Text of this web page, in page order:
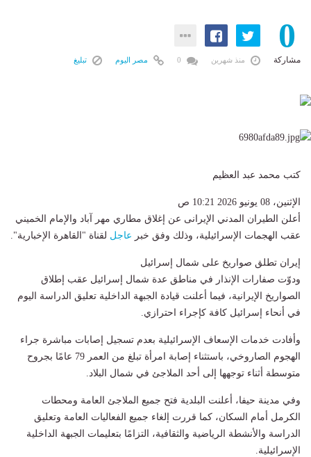
0
مشاركة منذ شهرين مصر اليوم تبليغ
كتب محمد عبد العظيم
الإثنين، 08 يونيو 2026 10:21 ص
أعلن الطيران المدني الإيرانى عن إغلاق مطاري مهر آباد والإمام الخميني
عقب الهجمات الإسرائيلية، وذلك وفق خبر عاجل لقناة "القاهرة الإخبارية".
إيران تطلق صواريخ على شمال إسرائيل
ودوّت صفارات الإنذار في مناطق عدة شمال إسرائيل عقب إطلاق
الصواريخ الإيرانية، فيما أعلنت قيادة الجبهة الداخلية تعليق الدراسة اليوم
في أنحاء إسرائيل كافة كإجراء احترازي.
وأفادت خدمات الإسعاف الإسرائيلية بعدم تسجيل إصابات مباشرة جراء
الهجوم الصاروخي، باستثناء إصابة امرأة تبلغ من العمر 79 عامًا بجروح
متوسطة أثناء توجهها إلى أحد الملاجئ في شمال البلاد.
وفي مدينة حيفا، أعلنت البلدية فتح جميع الملاجئ العامة ومحطات
الكرمل أمام السكان، كما قررت إلغاء جميع الفعاليات العامة وتعليق
الدراسة والأنشطة الرياضية والثقافية، التزامًا بتعليمات الجبهة الداخلية
الإسرائيلية.